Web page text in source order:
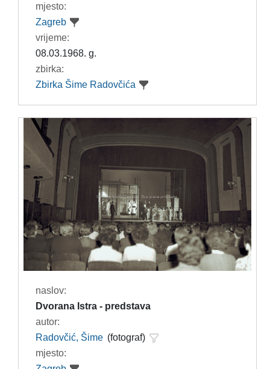
mjesto:
Zagreb
vrijeme:
08.03.1968. g.
zbirka:
Zbirka Šime Radovčića
naslov:
Dvorana Istra - predstava
autor:
Radovčić, Šime (fotograf)
mjesto: